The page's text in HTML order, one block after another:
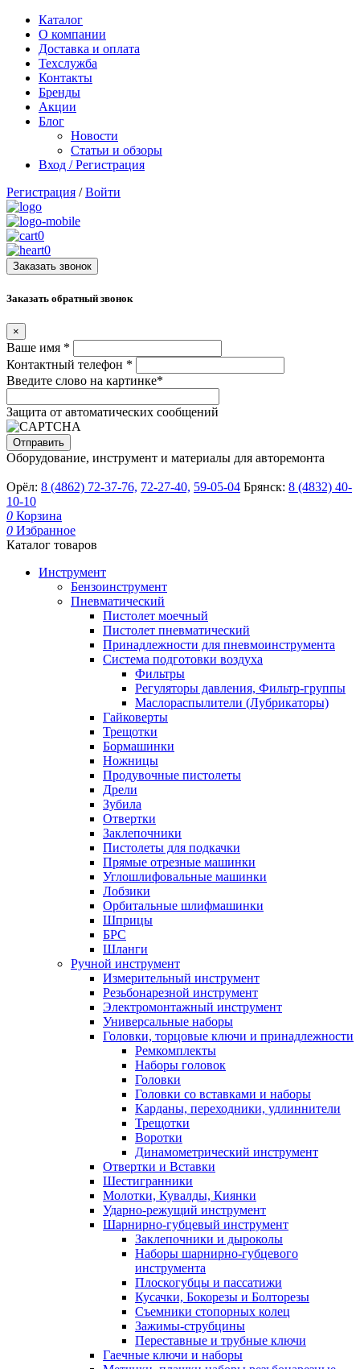
Каталог
О компании
Доставка и оплата
Техслужба
Контакты
Бренды
Акции
Блог
Новости
Статьи и обзоры
Вход / Регистрация
Регистрация / Войти
0
0
Заказать звонок
Заказать обратный звонок
×
Ваше имя *
Контактный телефон *
Введите слово на картинке*
Защита от автоматических сообщений
Оборудование, инструмент и материалы для авторемонта
Орёл: 8 (4862) 72-37-76, 72-27-40, 59-05-04 Брянск: 8 (4832) 40-
10-10
0 Корзина
0 Избранное
Каталог товаров
Инструмент
Бензоинструмент
Пневматический
Пистолет моечный
Пистолет пневматический
Принадлежности для пневмоинструмента
Система подготовки воздуха
Фильтры
Регуляторы давления, Фильтр-группы
Маслораспылители (Лубрикаторы)
Гайковерты
Трещотки
Бормашинки
Ножницы
Продувочные пистолеты
Дрели
Зубила
Отвертки
Заклепочники
Пистолеты для подкачки
Прямые отрезные машинки
Углошлифовальные машинки
Лобзики
Орбитальные шлифмашинки
Шприцы
БРС
Шланги
Ручной инструмент
Измерительный инструмент
Резьбонарезной инструмент
Электромонтажный инструмент
Универсальные наборы
Головки, торцовые ключи и принадлежности
Ремкомплекты
Наборы головок
Головки
Головки со вставками и наборы
Карданы, переходники, удлиннители
Трещотки
Воротки
Динамометрический инструмент
Отвертки и Вставки
Шестигранники
Молотки, Кувалды, Киянки
Ударно-режущий инструмент
Шарнирно-губцевый инструмент
Заклепочники и дыроколы
Наборы шарнирно-губцевого
инструмента
Плоскогубцы и пассатижи
Кусачки, Бокорезы и Болторезы
Съемники стопорных колец
Зажимы-струбцины
Переставные и трубные ключи
Гаечные ключи и наборы